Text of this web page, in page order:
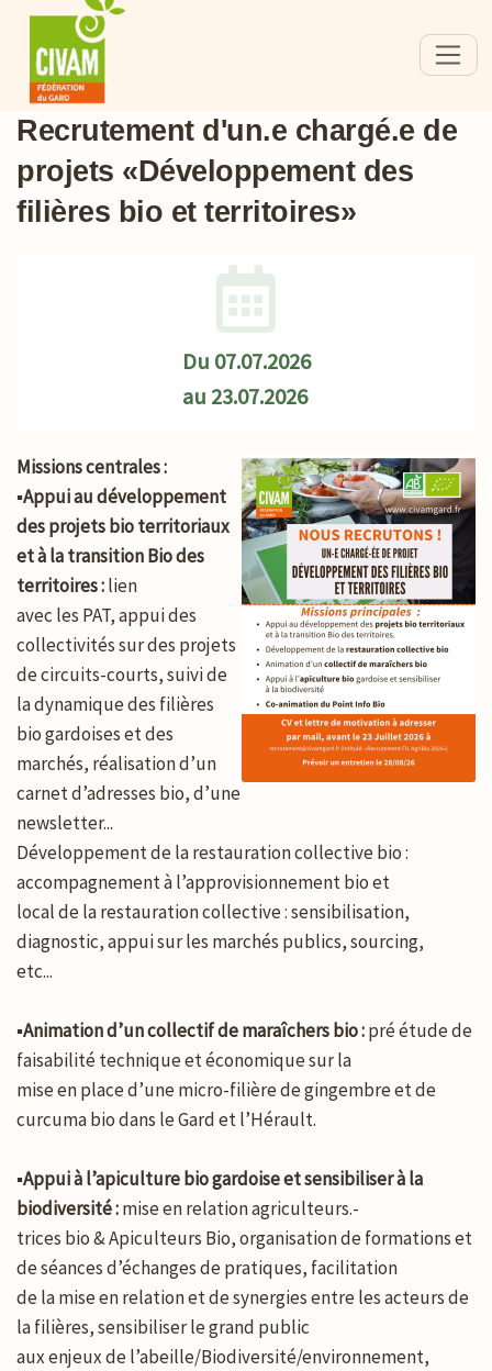
Recrutement d'un.e chargé.e de
projets «Développement des
filières bio et territoires»
Du 07.07.2026
au 23.07.2026
Missions centrales :
▪️Appui au développement
des projets bio territoriaux
et à la transition Bio des
territoires :lien
avec les PAT, appui des
collectivités sur des projets
de circuits-courts, suivi de
la dynamique des filières
bio gardoises et des
marchés, réalisation d’un
carnet d’adresses bio, d’une
newsletter...
Développement de la restauration collective bio :
accompagnement à l’approvisionnement bio et
local de la restauration collective : sensibilisation,
diagnostic, appui sur les marchés publics, sourcing,
etc...
▪️Animation d’un collectif de maraîchers bio :pré étude de
faisabilité technique et économique sur la
mise en place d’une micro-filière de gingembre et de
curcuma bio dans le Gard et l’Hérault.
▪️Appui à l’apiculture bio gardoise et sensibiliser à la
biodiversité :mise en relation agriculteurs.-
trices bio & Apiculteurs Bio, organisation de formations et
de séances d’échanges de pratiques, facilitation
de la mise en relation et de synergies entre les acteurs de
la filières, sensibiliser le grand public
aux enjeux de l’abeille/Biodiversité/environnement,